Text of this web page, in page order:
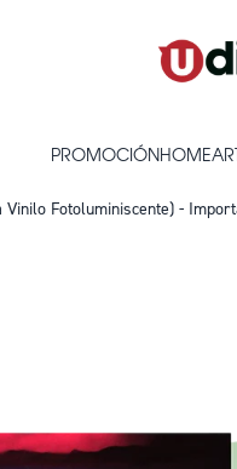
PROMOCIÓNHOME
Fotoluminiscente) -